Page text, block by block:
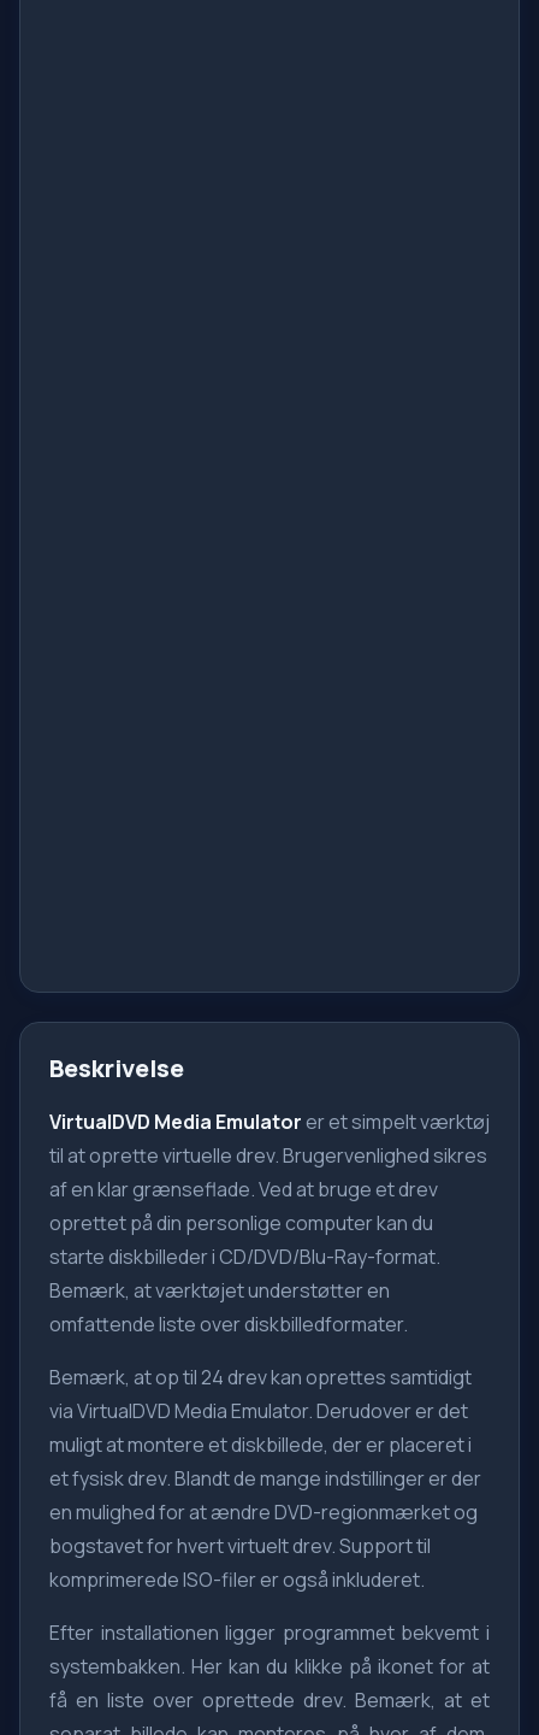
Beskrivelse
VirtualDVD Media Emulatorer et simpelt værktøj
til at oprette virtuelle drev. Brugervenlighed sikres
af en klar grænseflade. Ved at bruge et drev
oprettet på din personlige computer kan du
starte diskbilleder i CD/DVD/Blu-Ray-format.
Bemærk, at værktøjet understøtter en
omfattende liste over diskbilledformater.
Bemærk, at op til 24 drev kan oprettes samtidigt
via VirtualDVD Media Emulator. Derudover er det
muligt at montere et diskbillede, der er placeret i
et fysisk drev. Blandt de mange indstillinger er der
en mulighed for at ændre DVD-regionmærket og
bogstavet for hvert virtuelt drev. Support til
komprimerede ISO-filer er også inkluderet.
Efter installationen ligger programmet bekvemt i
systembakken. Her kan du klikke på ikonet for at
få en liste over oprettede drev. Bemærk, at et